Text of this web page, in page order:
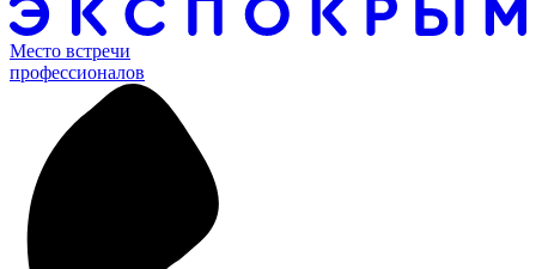
Место встречи
профессионалов